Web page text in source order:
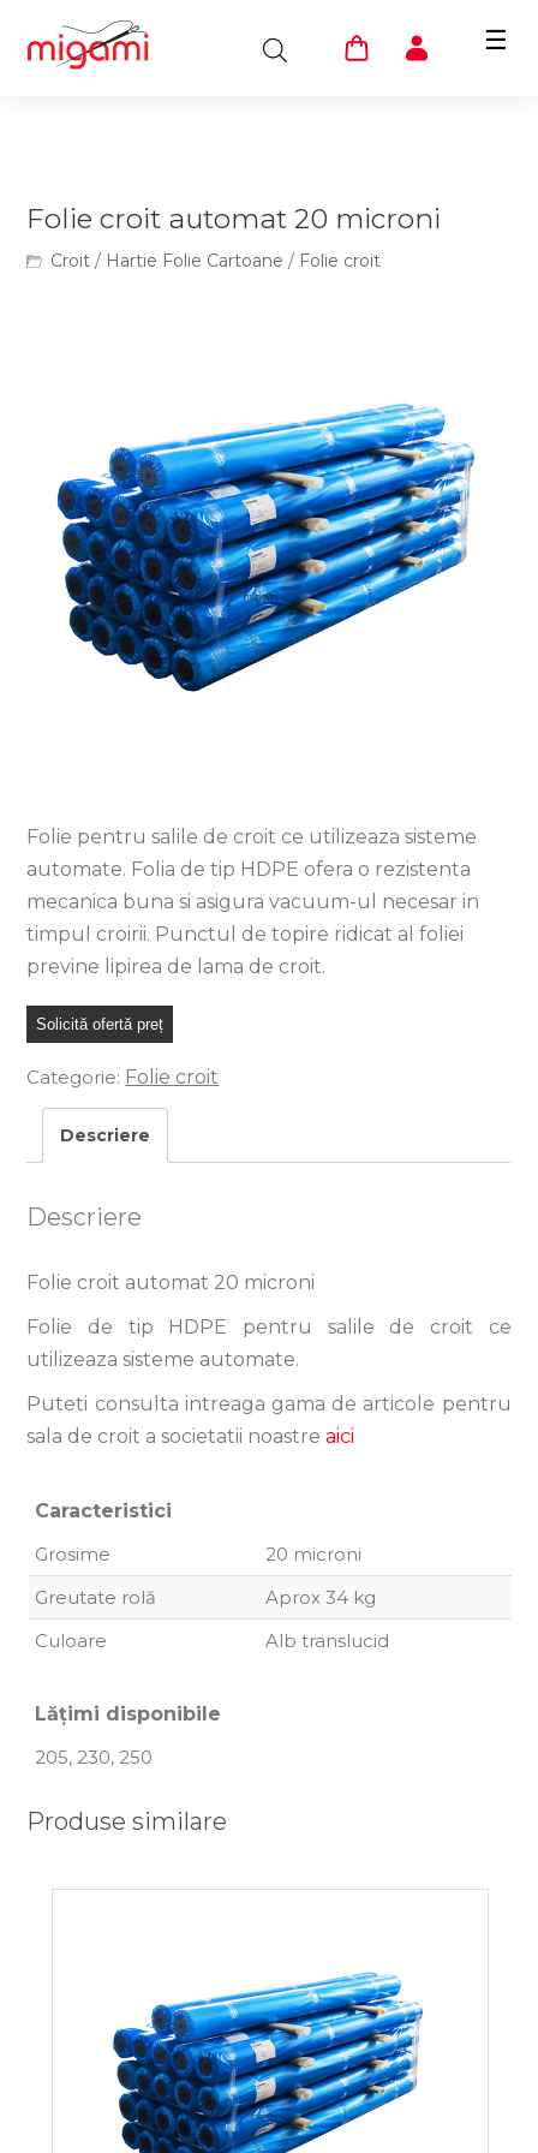
☰
Folie croit automat 20 microni
Croit / Hartie Folie Cartoane / Folie croit
Folie pentru salile de croit ce utilizeaza sisteme
automate. Folia de tip HDPE ofera o rezistenta
mecanica buna si asigura vacuum-ul necesar in
timpul croirii. Punctul de topire ridicat al foliei
previne lipirea de lama de croit.
Solicită ofertă preț
Categorie: Folie croit
Descriere
Descriere
Folie croit automat 20 microni
Folie de tip HDPE pentru salile de croit ce
utilizeaza sisteme automate.
Puteti consulta intreaga gama de articole pentru
sala de croit a societatii noastreaici
Caracteristici
Grosime
20 microni
Greutate rolă
Aprox 34 kg
Culoare
Alb translucid
Lățimi disponibile
205, 230, 250
Produse similare